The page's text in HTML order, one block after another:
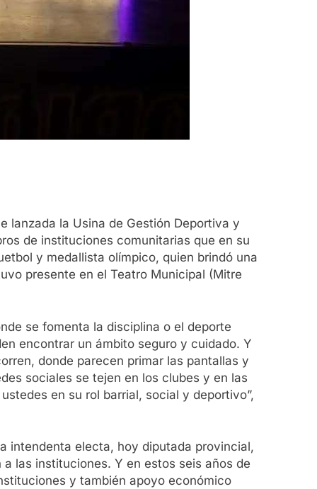
lanzada la Usina de Gestión Deportiva y
de instituciones comunitarias que en su
y medallista olímpico, quien brindó una
presente en el Teatro Municipal (Mitre
se fomenta la disciplina o el deporte
encontrar un ámbito seguro y cuidado. Y
donde parecen primar las pantallas y
sociales se tejen en los clubes y en las
en su rol barrial, social y deportivo”,
intendenta electa, hoy diputada provincial,
las instituciones. Y en estos seis años de
y también apoyo económico